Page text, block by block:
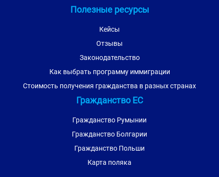
Полезные ресурсы
Кейсы
Отзывы
Законодательство
Как выбрать программу иммиграции
Стоимость получения гражданства в разных странах
Гражданство ЕС
Гражданство Румынии
Гражданство Болгарии
Гражданство Польши
Карта поляка